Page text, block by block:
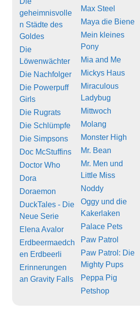
geheimnisvolle
n Städte des
Goldes
Die
Löwenwächter
Die Nachfolger
Die Powerpuff
Girls
Die Rugrats
Die Schlümpfe
Die Simpsons
Doc McStuffins
Doctor Who
Dora
Doraemon
DuckTales - Die
Neue Serie
Elena Avalor
Erdbeermaedch
en Erdbeerli
Erinnerungen
an Gravity Falls
Max Steel
Maya die Biene
Mein kleines
Pony
Mia and Me
Mickys Haus
Miraculous
Ladybug
Mittwoch
Molang
Monster High
Mr. Bean
Mr. Men und
Little Miss
Noddy
Oggy und die
Kakerlaken
Palace Pets
Paw Patrol
Paw Patrol: Die
Mighty Pups
Peppa Pig
Petshop